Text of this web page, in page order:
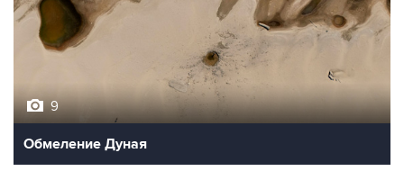
9
Обмеление Дуная